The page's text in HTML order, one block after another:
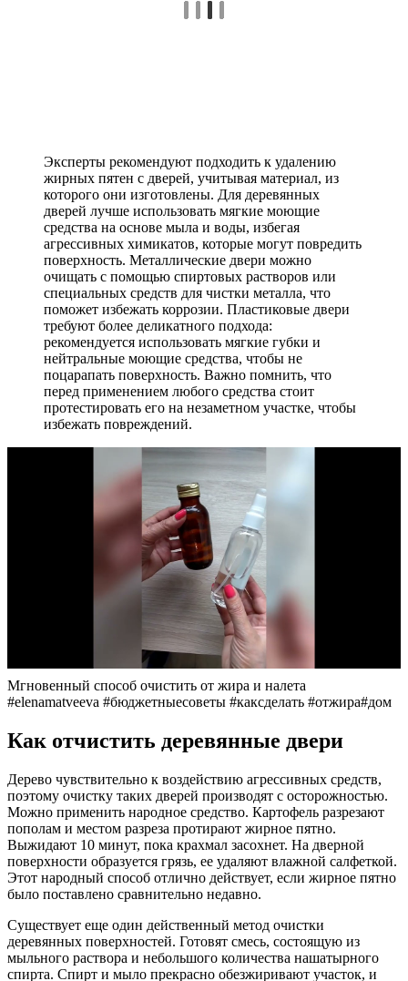
Эксперты рекомендуют подходить к удалению
жирных пятен с дверей, учитывая материал, из
которого они изготовлены. Для деревянных
дверей лучше использовать мягкие моющие
средства на основе мыла и воды, избегая
агрессивных химикатов, которые могут повредить
поверхность. Металлические двери можно
очищать с помощью спиртовых растворов или
специальных средств для чистки металла, что
поможет избежать коррозии. Пластиковые двери
требуют более деликатного подхода:
рекомендуется использовать мягкие губки и
нейтральные моющие средства, чтобы не
поцарапать поверхность. Важно помнить, что
перед применением любого средства стоит
протестировать его на незаметном участке, чтобы
избежать повреждений.
Мгновенный способ очистить от жира и налета
#elenamatveeva #бюджетныесоветы #каксделать #отжира#дом
Как отчистить деревянные двери
Дерево чувствительно к воздействию агрессивных средств,
поэтому очистку таких дверей производят с осторожностью.
Можно применить народное средство. Картофель разрезают
пополам и местом разреза протирают жирное пятно.
Выжидают 10 минут, пока крахмал засохнет. На дверной
поверхности образуется грязь, ее удаляют влажной салфеткой.
Этот народный способ отлично действует, если жирное пятно
было поставлено сравнительно недавно.
Существует еще один действенный метод очистки
деревянных поверхностей. Готовят смесь, состоящую из
мыльного раствора и небольшого количества нашатырного
спирта. Спирт и мыло прекрасно обезжиривают участок, и